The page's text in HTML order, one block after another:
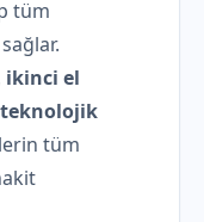
tüm
ikinci el
tüm